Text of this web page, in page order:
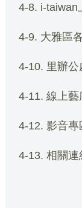
4-8. i-taiwan
4-9. 大雅區
4-10. 里辦公
4-11. 線上藝
4-12. 影音專
4-13. 相關連